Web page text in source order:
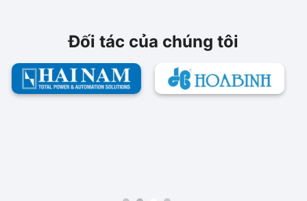
Đối tác của chúng tôi